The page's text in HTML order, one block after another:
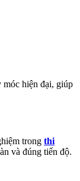
hiện đại, giúp
trong thi
và đúng tiến độ.